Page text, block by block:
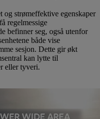
strømeffektive egenskaper
regelmessige
befinner seg, også utenfor
både vise
sesjon. Dette gir økt
kan lytte til
eller tyveri.